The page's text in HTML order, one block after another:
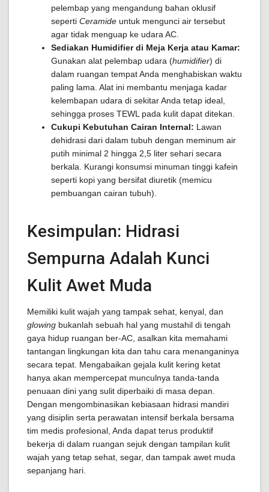
pelembap yang mengandung bahan oklusif
seperti Ceramide untuk mengunci air tersebut
agar tidak menguap ke udara AC.
Sediakan Humidifier di Meja Kerja atau Kamar:
Gunakan alat pelembap udara (humidifier) di
dalam ruangan tempat Anda menghabiskan waktu
paling lama. Alat ini membantu menjaga kadar
kelembapan udara di sekitar Anda tetap ideal,
sehingga proses TEWL pada kulit dapat ditekan.
Cukupi Kebutuhan Cairan Internal: Lawan
dehidrasi dari dalam tubuh dengan meminum air
putih minimal 2 hingga 2,5 liter sehari secara
berkala. Kurangi konsumsi minuman tinggi kafein
seperti kopi yang bersifat diuretik (memicu
pembuangan cairan tubuh).
Kesimpulan: Hidrasi
Sempurna Adalah Kunci
Kulit Awet Muda
Memiliki kulit wajah yang tampak sehat, kenyal, dan
glowing bukanlah sebuah hal yang mustahil di tengah
gaya hidup ruangan ber-AC, asalkan kita memahami
tantangan lingkungan kita dan tahu cara menanganinya
secara tepat. Mengabaikan gejala kulit kering ketat
hanya akan mempercepat munculnya tanda-tanda
penuaan dini yang sulit diperbaiki di masa depan.
Dengan mengombinasikan kebiasaan hidrasi mandiri
yang disiplin serta perawatan intensif berkala bersama
tim medis profesional, Anda dapat terus produktif
bekerja di dalam ruangan sejuk dengan tampilan kulit
wajah yang tetap sehat, segar, dan tampak awet muda
sepanjang hari.